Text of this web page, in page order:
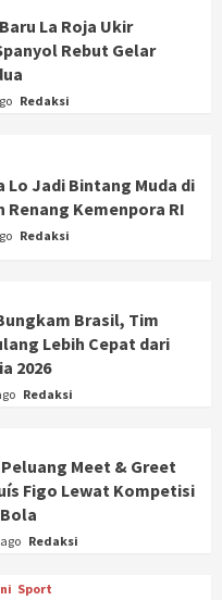
La Roja Ukir
Rebut Gelar
Redaksi
Lo Jadi Bintang Muda di
Renang Kemenpora RI
Redaksi
Brasil, Tim
Lebih Cepat dari
2026
Redaksi
Meet & Greet
Figo Lewat Kompetisi
Redaksi
Sport